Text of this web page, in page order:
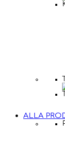
ALLA